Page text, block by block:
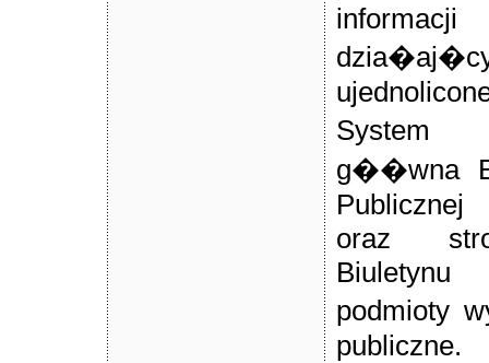
System
g��wna
oraz
podmioty
publiczne.